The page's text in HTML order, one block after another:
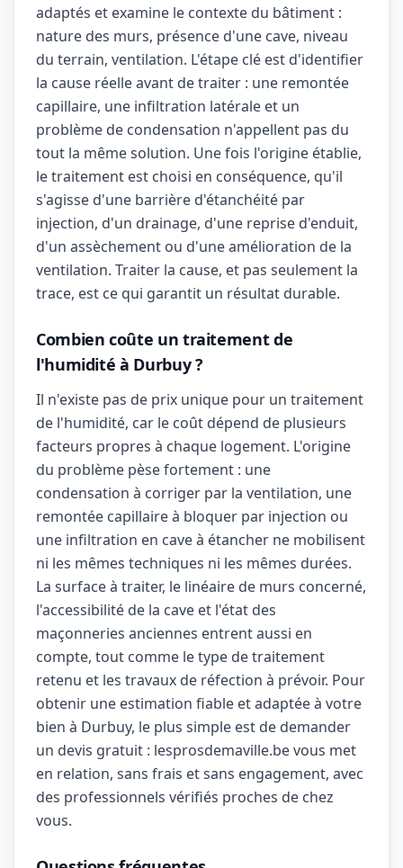
adaptés et examine le contexte du bâtiment :
nature des murs, présence d'une cave, niveau
du terrain, ventilation. L'étape clé est d'identifier
la cause réelle avant de traiter : une remontée
capillaire, une infiltration latérale et un
problème de condensation n'appellent pas du
tout la même solution. Une fois l'origine établie,
le traitement est choisi en conséquence, qu'il
s'agisse d'une barrière d'étanchéité par
injection, d'un drainage, d'une reprise d'enduit,
d'un assèchement ou d'une amélioration de la
ventilation. Traiter la cause, et pas seulement la
trace, est ce qui garantit un résultat durable.
Combien coûte un traitement de
l'humidité à Durbuy ?
Il n'existe pas de prix unique pour un traitement
de l'humidité, car le coût dépend de plusieurs
facteurs propres à chaque logement. L'origine
du problème pèse fortement : une
condensation à corriger par la ventilation, une
remontée capillaire à bloquer par injection ou
une infiltration en cave à étancher ne mobilisent
ni les mêmes techniques ni les mêmes durées.
La surface à traiter, le linéaire de murs concerné,
l'accessibilité de la cave et l'état des
maçonneries anciennes entrent aussi en
compte, tout comme le type de traitement
retenu et les travaux de réfection à prévoir. Pour
obtenir une estimation fiable et adaptée à votre
bien à Durbuy, le plus simple est de demander
un devis gratuit : lesprosdemaville.be vous met
en relation, sans frais et sans engagement, avec
des professionnels vérifiés proches de chez
vous.